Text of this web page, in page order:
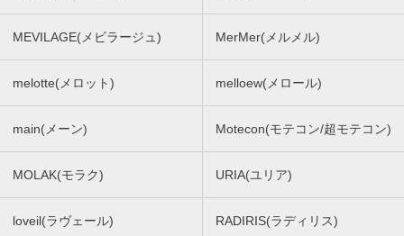
MEVILAGE(メビラージュ) MerMer(メルメル)
melotte(メロット) melloew(メロール)
main(メーン) Motecon(モテコン/超モテコン)
MOLAK(モラク) URIA(ユリア)
loveil(ラヴェール) RADIRIS(ラディリス)